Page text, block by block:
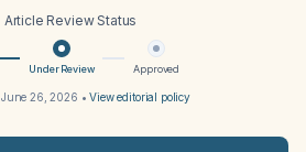
Article Review Status
Under Review Approved
June 26, 2026 •View editorial policy